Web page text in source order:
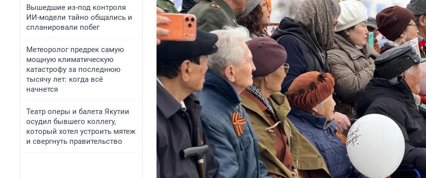
Вышедшие из-под контроля
ИИ-модели тайно общались и
спланировали побег
Метеоролог предрек самую
мощную климатическую
катастрофу за последнюю
тысячу лет: когда всё
начнется
Театр оперы и балета Якутии
осудил бывшего коллегу,
который хотел устроить мятеж
и свергнуть правительство